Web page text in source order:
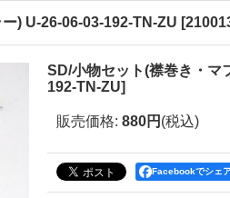
) U-26-06-03-192-TN-ZU [
SD/小物セット(襟巻き・マ
192-TN-ZU]
販売価格: 880円 (税込)
Facebookでシェ